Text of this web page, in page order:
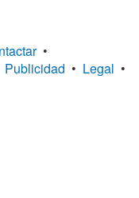
•
Publicidad • Legal •